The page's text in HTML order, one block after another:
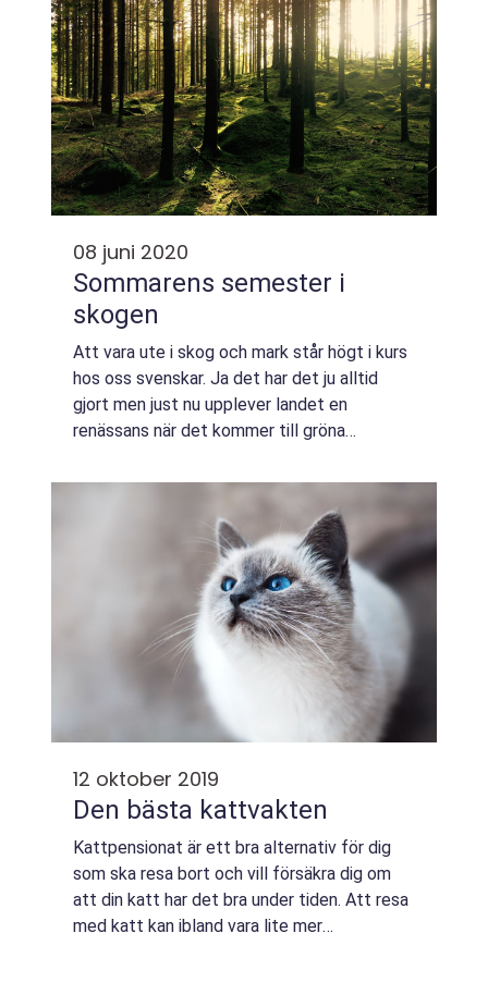
08 juni 2020
Sommarens semester i
skogen
Att vara ute i skog och mark står högt i kurs
hos oss svenskar. Ja det har det ju alltid
gjort men just nu upplever landet en
renässans när det kommer till gröna
många av...
12 oktober 2019
Den bästa kattvakten
Kattpensionat är ett bra alternativ för dig
som ska resa bort och vill försäkra dig om
att din katt har det bra under tiden. Att resa
med katt kan ibland vara lite mer